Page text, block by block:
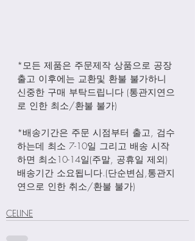
*모든 제품은 주문제작 상품으로 공장
출고 이후에는 교환및 환불 불가하니
신중한 구매 부탁드립니다 (통관지연으
로 인한 최소/환불 불가)
*배송기간은 주문 시점부터 출고, 검수
하는데 최소 7-10일 그리고 배송 시작
하면 최소10-14일(주말, 공휴일 제외)
배송기간 소요됩니다.(단순변심,통관지
연으로 인한 취소/환불 불가)
CELINE